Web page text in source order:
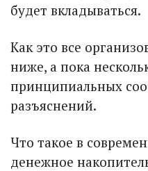
будет вкладываться.
Как это все
ниже, а пока
принципиальных
разъяснений.
Что такое в
денежное